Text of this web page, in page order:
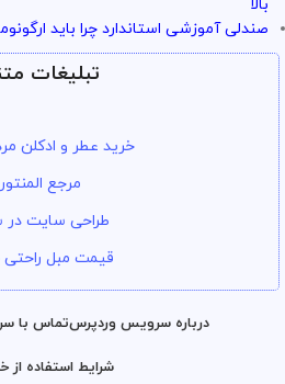
بالا
صندلی آموزشی استاندارد چرا باید
تبلیغات
خرید عطر و ادکلن
مرجع المنتور
طراحی سایت در
قیمت مبل
درباره سرویس وردپرستماس با
شرایط استفاده از